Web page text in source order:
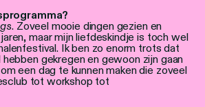
. Zoveel mooie dingen gezien en
maar mijn liefdeskindje is toch wel
Ik ben zo enorm trots dat
gekregen en gewoon zijn gaan
een dag te kunnen maken die zoveel
tot workshop tot